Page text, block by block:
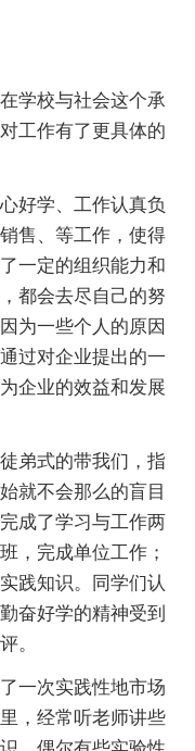
学校与社会这个承
工作有了更具体的
好学、工作认真负
售、等工作，使得
一定的组织能力和
都会去尽自己的努
为一些个人的原因
过对企业提出的一
企业的效益和发展
弟式的带我们，指
就不会那么的盲目
成了学习与工作两
，完成单位工作；
践知识。同学们认
奋好学的精神受到
。
一次实践性地市场
，经常听老师讲些